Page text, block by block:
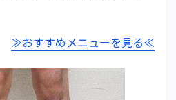
≫おすすめメニューを見る≪